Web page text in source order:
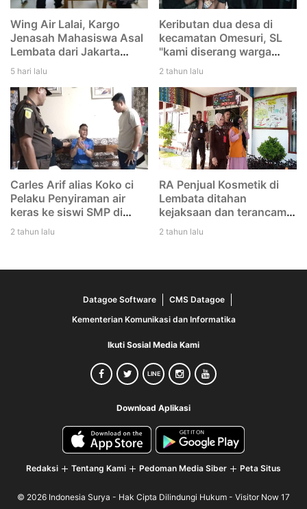
Wing Air Lalai, Kargo
Jenasah Mahasiswa Asal
Lembata dari Jakarta
menuju Larantuka
Eltari Kupang
5 hari lalu
Keributan dua desa di
kecamatan Omesuri, SL
"kami diserang warga
Leubatang, dan kami
dengan rencana. Saya
tidak tikam Iwan"
2 tahun lalu
Carles Arif alias Koko ci
Pelaku Penyiraman air
keras ke siswi SMP di
Lembata di tangkap Polisi
2 tahun lalu
RA Penjual Kosmetik di
Lembata ditahan
kejaksaan dan terancam
12 tahun penjara
2 tahun lalu
Datagoe Software
CMS Datagoe
Kementerian Komunikasi dan Informatika
Ikuti Sosial Media Kami
LINE
Download Aplikasi
Redaksi Tentang Kami Pedoman Media Siber Peta Situs
© 2026 Indonesia Surya - Hak Cipta Dilindungi Hukum - Visitor Now 17